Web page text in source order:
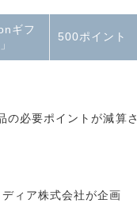
ギフ
500ポイント
の必要ポイントが減算さ
ィア株式会社が企画